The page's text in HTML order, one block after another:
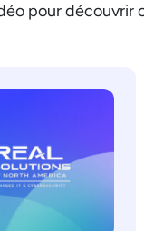
pour découvrir